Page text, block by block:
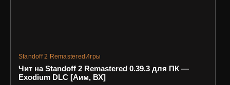
Standoff 2 Remastered Игры
Чит на Standoff 2 Remastered 0.39.3 для ПК —
Exodium DLC [Аим, ВХ]